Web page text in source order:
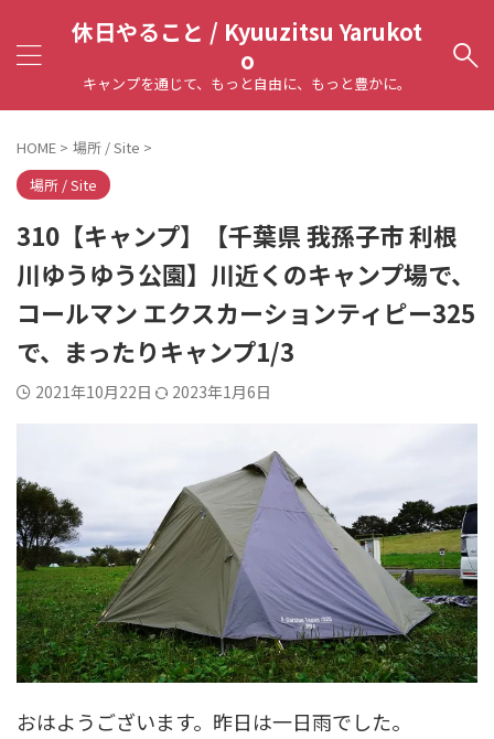
休日やること / Kyuuzitsu Yarukot
o
キャンプを通じて、もっと自由に、もっと豊かに。
HOME > 場所 / Site >
場所 / Site
310【キャンプ】【千葉県 我孫子市 利根
川ゆうゆう公園】川近くのキャンプ場で、
コールマン エクスカーションティピー325
で、まったりキャンプ1/3
2021年10月22日 2023年1月6日
おはようございます。昨日は一日雨でした。